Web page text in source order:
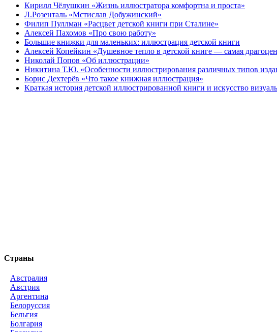
Кирилл Чёлушкин «Жизнь иллюстратора комфортна и проста»
Л.Розенталь «Мстислав Добужинский»
Филип Пуллман «Расцвет детской книги при Сталине»
Алексей Пахомов «Про свою работу»
Большие книжки для маленьких: иллюстрация детской книги
Алексей Копейкин «Душевное тепло в детской книге — самая
Николай Попов «Об иллюстрации»
Никитина Т.Ю. «Особенности иллюстрирования различных типов
Борис Дехтерёв «Что такое книжная иллюстрация»
Краткая история детской иллюстрированной книги и искусство
Страны
Австралия
Австрия
Аргентина
Белоруссия
Бельгия
Болгария